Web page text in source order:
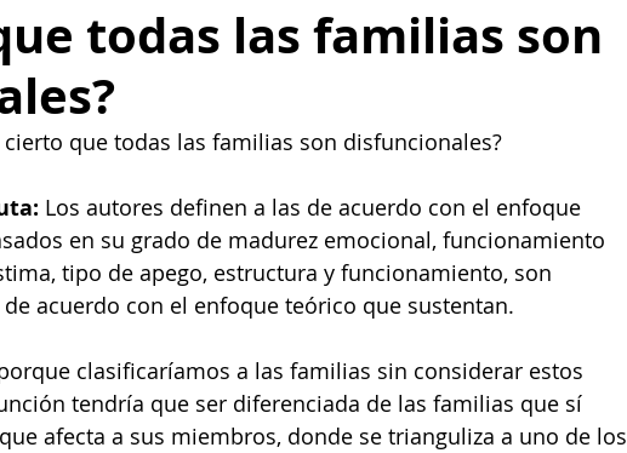
todas las familias son
cierto que todas las familias son disfuncionales?
Los autores definen a las de acuerdo con el enfoque
en su grado de madurez emocional, funcionamiento
tipo de apego, estructura y funcionamiento, son
acuerdo con el enfoque teórico que sustentan.
clasificaríamos a las familias sin considerar estos
tendría que ser diferenciada de las familias que sí
afecta a sus miembros, donde se trianguliza a uno de los